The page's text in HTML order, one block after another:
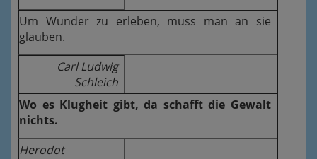
Um Wunder zu erleben, muss man an sie
glauben.
Carl Ludwig
Schleich
Wo es Klugheit gibt, da schafft die Gewalt
nichts.
Herodot